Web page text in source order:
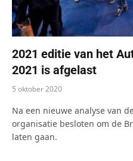
2021 editie van het
2021 is afgelast
5 oktober 2020
Na een nieuwe analyse van
organisatie besloten om de
laten gaan.